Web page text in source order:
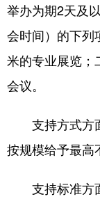
举办为期2天及
会时间）的下列
米的专业展览；
会议。
支持方式方面
按规模给予最高
支持标准方